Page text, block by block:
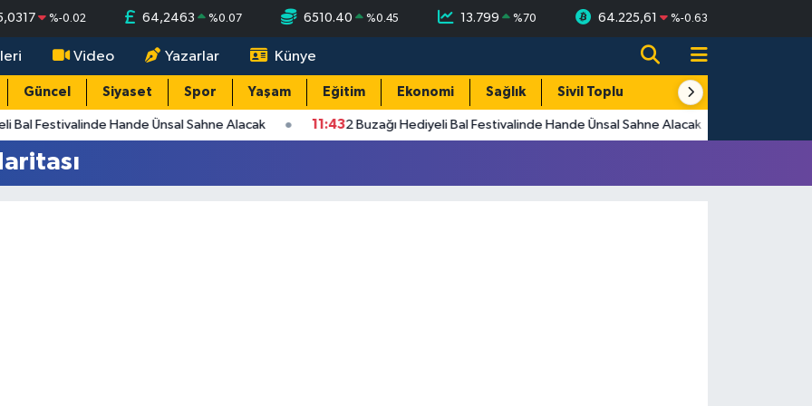
%-0.02 64,2463 %0.07 6510.40 %0.45 13.799 %70 64.225,61 %-0.63
Video Yazarlar Künye
Güncel Siyaset Spor Yaşam Eğitim Ekonomi Sağlık Sivil Toplum Turizm
Bal Festivalinde Hande Ünsal Sahne Alacak 11:432 Buzağı Hediyeli Bal Festivalinde Hande Ünsal Sahne Alacak